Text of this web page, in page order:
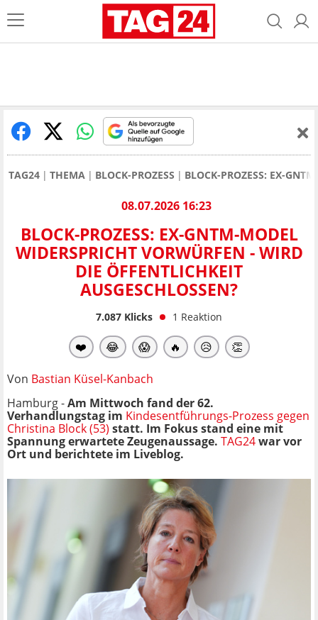
TAG24 THEMA BLOCK-PROZESS BLOCK-PROZESS: EX-
08.07.2026 16:23
BLOCK-PROZESS: EX-GNTM-MODEL
WIDERSPRICHT VORWÜRFEN - WIRD
DIE ÖFFENTLICHKEIT
AUSGESCHLOSSEN?
7.087 Klicks 1 Reaktion
❤️ 😂 😱 🔥 😥 👏
Von Bastian Küsel-Kanbach
Hamburg -Am Mittwoch fand der 62.
Verhandlungstag im Kindesentführungs-Prozess gegen
Christina Block (53) statt. Im Fokus stand eine mit
Spannung erwartete Zeugenaussage. TAG24war vor
Ort und berichtete im Liveblog.